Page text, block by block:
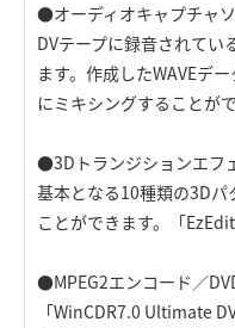
●オーディオキャプチャ
DVテープに録音されてい
ます。作成したWAVEデ
にミキシングすることがで
●3Dトランジションエフ
基本となる10種類の3D
ことができます。「
●MPEG2エンコード／
「WinCDR7.0 Ultimate